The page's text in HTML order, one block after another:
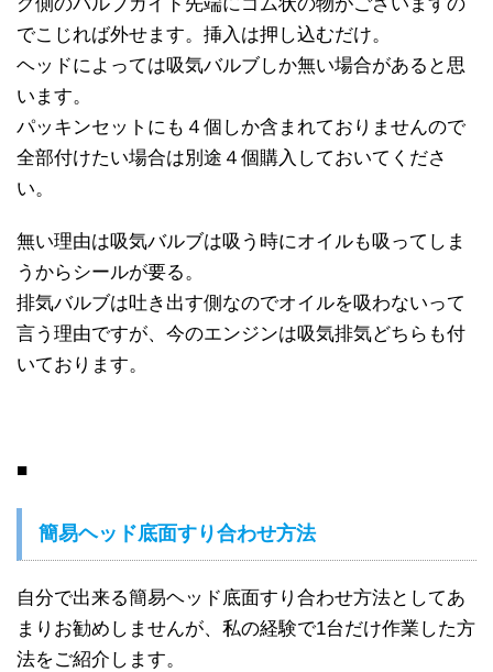
グ側のバルブガイド先端にゴム状の物がございますの
でこじれば外せます。挿入は押し込むだけ。
ヘッドによっては吸気バルブしか無い場合があると思
います。
パッキンセットにも４個しか含まれておりませんので
全部付けたい場合は別途４個購入しておいてくださ
い。
無い理由は吸気バルブは吸う時にオイルも吸ってしま
うからシールが要る。
排気バルブは吐き出す側なのでオイルを吸わないって
言う理由ですが、今のエンジンは吸気排気どちらも付
いております。
■
簡易ヘッド底面すり合わせ方法
自分で出来る簡易ヘッド底面すり合わせ方法としてあ
まりお勧めしませんが、私の経験で1台だけ作業した方
法をご紹介します。